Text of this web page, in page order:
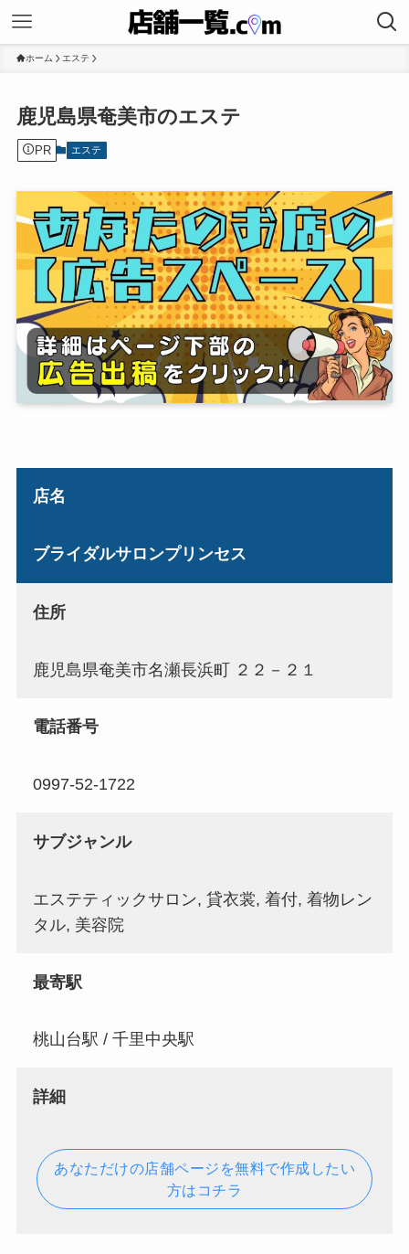
ホーム エステ
鹿児島県奄美市のエステ
PR エステ
店名
ブライダルサロンプリンセス
住所
鹿児島県奄美市名瀬長浜町 ２２－２１
電話番号
0997-52-1722
サブジャンル
エステティックサロン, 貸衣裳, 着付, 着物レン
タル, 美容院
最寄駅
桃山台駅 / 千里中央駅
詳細
あなただけの店舗ページを無料で作成したい
方はコチラ